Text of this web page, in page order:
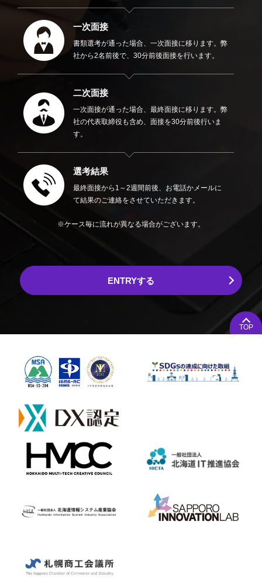
一次面接
書類選考が通った場合、一次面接に移ります。弊
社から2名前後で、30分前後面接を行います。
二次面接
一次面接が通った場合、最終面接に移ります。弊
社の代表取締役も含め、面接を30分前後行いま
す。
選考結果
最終面接から1～2週間前後、お電話かメールに
て結果のご連絡をさせていただきます。
※ケース毎に流れが異なる場合がございます。
ENTRYする
TOP